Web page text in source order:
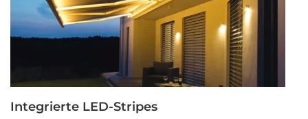
Integrierte LED-Stripes